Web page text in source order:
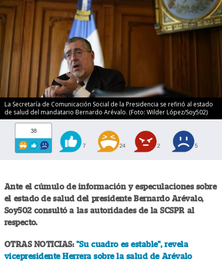
La Secretaría de Comunicación Social de la Presidencia se refirió al estado
de salud del mandatario Bernardo Arévalo. (Foto: Wilder López/Soy502)
38
7 24 2 5
Ante el cúmulo de información y especulaciones sobre
el estado de salud del presidente Bernardo Arévalo,
Soy502 consultó a las autoridades de la SCSPR al
respecto.
OTRAS NOTICIAS: "Su cuadro es estable", revela
vicepresidente Herrera sobre la salud de Arévalo